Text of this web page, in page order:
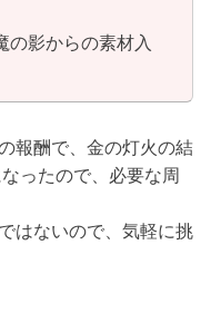
の影からの素材入
報酬で、金の灯火の結
ったので、必要な周
はないので、気軽に挑